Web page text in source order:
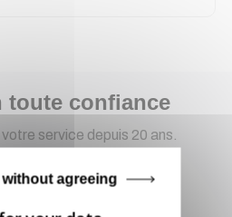
toute confiance
service depuis 20 ans.
agreeing